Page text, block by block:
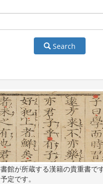
Search
館が所蔵する漢籍の貴重書で
定です。